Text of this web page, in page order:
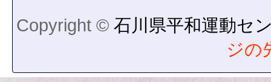
Copyright © 石川県平和運動セ
ジの